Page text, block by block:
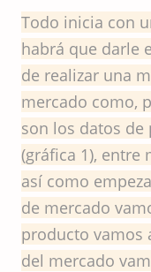
Todo inicia con
habrá que darle
de realizar una
mercado como,
son los datos de
(gráfica 1), entre
así como
de mercado
producto vamos
del mercado